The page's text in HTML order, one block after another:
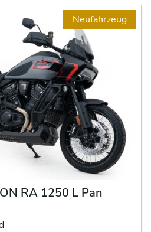
Neufahrzeug
RA 1250 L Pan